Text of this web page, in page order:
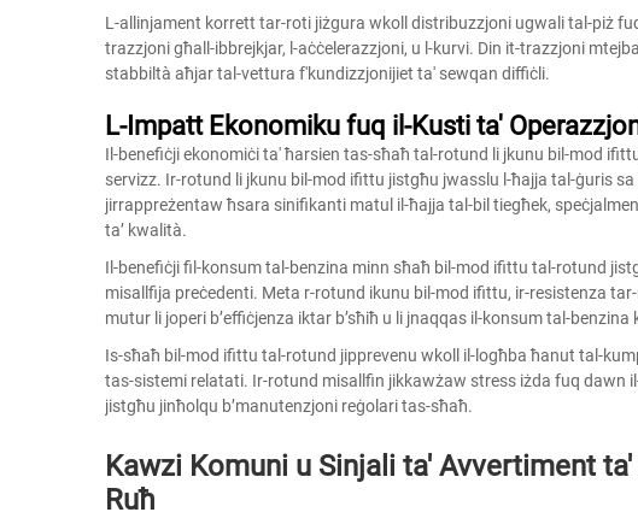
L-allinjament korrett tar-roti jiżgura wkoll distribuzzjoni ugwali tal-piż
trazzjoni għall-ibbrejkjar, l-aċċelerazzjoni, u l-kurvi. Din it-trazzjoni
stabbiltà aħjar tal-vettura f'kundizzjonijiet ta' sewqan diffiċli.
L-Impatt Ekonomiku fuq il-Kusti ta'
Il-benefiċji ekonomiċi ta' ħarsien tas-sħaħ tal-rotund li jkunu bil-mod
servizz. Ir-rotund li jkunu bil-mod ifittu jistgħu jwasslu l-ħajja tal-ġuris
jirrappreżentaw ħsara sinifikanti matul il-ħajja tal-bil tiegħek,
ta’ kwalità.
Il-benefiċji fil-konsum tal-benzina minn sħaħ bil-mod ifittu tal-rotund
misallfija preċedenti. Meta r-rotund ikunu bil-mod ifittu, ir-resistenza
mutur li joperi b’effiċjenza iktar b’sħiħ u li jnaqqas il-konsum tal-
Is-sħaħ bil-mod ifittu tal-rotund jipprevenu wkoll il-logħba ħanut tal-
tas-sistemi relatati. Ir-rotund misallfin jikkawżaw stress iżda fuq dawn
jistgħu jinħolqu b’manutenzjoni reġolari tas-sħaħ.
Kawzi Komuni u Sinjali ta' Avvertiment
Ruħ